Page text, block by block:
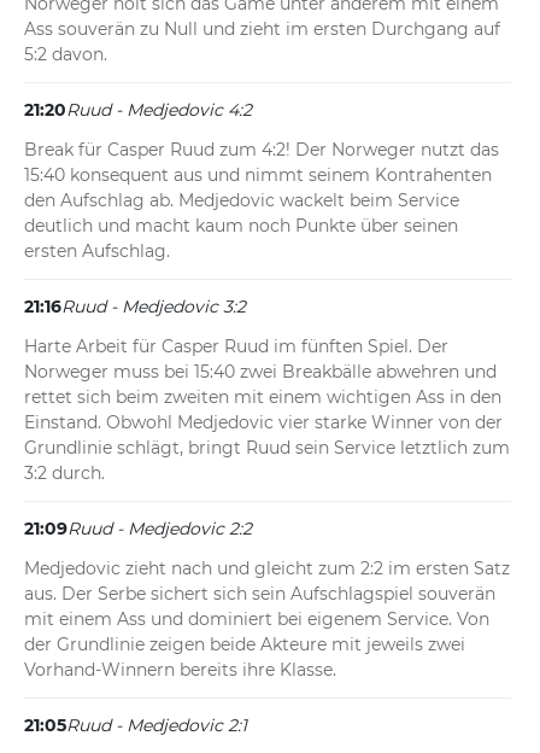
Ass souverän zu Null und zieht im ersten Durchgang auf
5:2 davon.
21:20Ruud - Medjedovic 4:2
Break für Casper Ruud zum 4:2! Der Norweger nutzt das
15:40 konsequent aus und nimmt seinem Kontrahenten
den Aufschlag ab. Medjedovic wackelt beim Service
deutlich und macht kaum noch Punkte über seinen
ersten Aufschlag.
21:16Ruud - Medjedovic 3:2
Harte Arbeit für Casper Ruud im fünften Spiel. Der
Norweger muss bei 15:40 zwei Breakbälle abwehren und
rettet sich beim zweiten mit einem wichtigen Ass in den
Einstand. Obwohl Medjedovic vier starke Winner von der
Grundlinie schlägt, bringt Ruud sein Service letztlich zum
3:2 durch.
21:09Ruud - Medjedovic 2:2
Medjedovic zieht nach und gleicht zum 2:2 im ersten Satz
aus. Der Serbe sichert sich sein Aufschlagspiel souverän
mit einem Ass und dominiert bei eigenem Service. Von
der Grundlinie zeigen beide Akteure mit jeweils zwei
Vorhand-Winnern bereits ihre Klasse.
21:05Ruud - Medjedovic 2:1